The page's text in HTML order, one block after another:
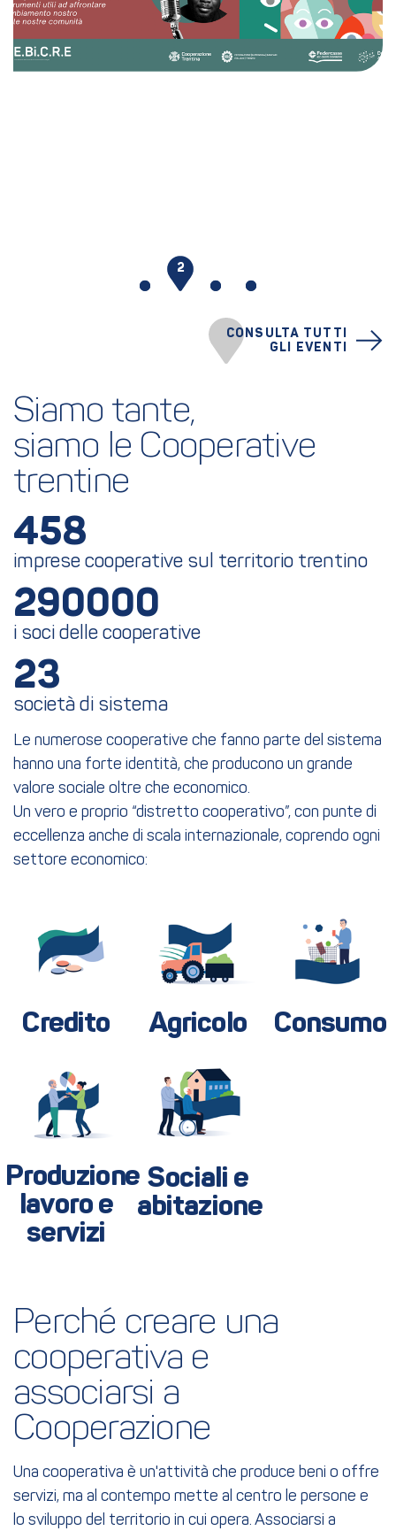
CONSULTA TUTTI
GLI EVENTI
2
Siamo tante,
siamo le Cooperative
trentine
458
imprese cooperative sul territorio trentino
290000
i soci delle cooperative
23
società di sistema
Le numerose cooperative che fanno parte del sistema
hanno una forte identità, che producono un grande
valore sociale oltre che economico.
Un vero e proprio “distretto cooperativo”, con punte di
eccellenza anche di scala internazionale, coprendo ogni
settore economico:
Credito Agricolo Consumo
Produzione
lavoro e
servizi
Sociali e
abitazione
Perché creare una
cooperativa e
associarsi a
Cooperazione
Una cooperativa è un'attività che produce beni o offre
servizi, ma al contempo mette al centro le persone e
lo sviluppo del territorio in cui opera. Associarsi a